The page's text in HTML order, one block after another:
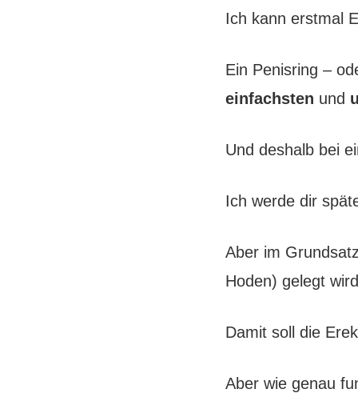
Ich kann erstmal
Ein Penisring –
einfachsten und
Und deshalb bei
Ich werde dir
Aber im
Hoden) gelegt
Damit soll die
Aber wie genau